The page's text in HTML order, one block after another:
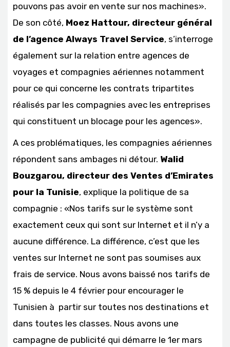
pouvons pas avoir en vente sur nos machines».
De son côté, Moez Hattour, directeur général
de l’agence Always Travel Service, s’interroge
également sur la relation entre agences de
voyages et compagnies aériennes notamment
pour ce qui concerne les contrats tripartites
réalisés par les compagnies avec les entreprises
qui constituent un blocage pour les agences».
A ces problématiques, les compagnies aériennes
répondent sans ambages ni détour. Walid
Bouzgarou, directeur des Ventes d’Emirates
pour la Tunisie, explique la politique de sa
compagnie : «Nos tarifs sur le système sont
exactement ceux qui sont sur Internet et il n’y a
aucune différence. La différence, c’est que les
ventes sur Internet ne sont pas soumises aux
frais de service. Nous avons baissé nos tarifs de
15 % depuis le 4 février pour encourager le
Tunisien à partir sur toutes nos destinations et
dans toutes les classes. Nous avons une
campagne de publicité qui démarre le 1er mars